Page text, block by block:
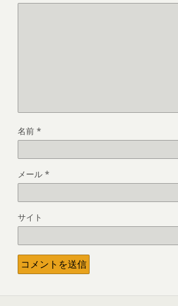
名前 *
メール *
サイト